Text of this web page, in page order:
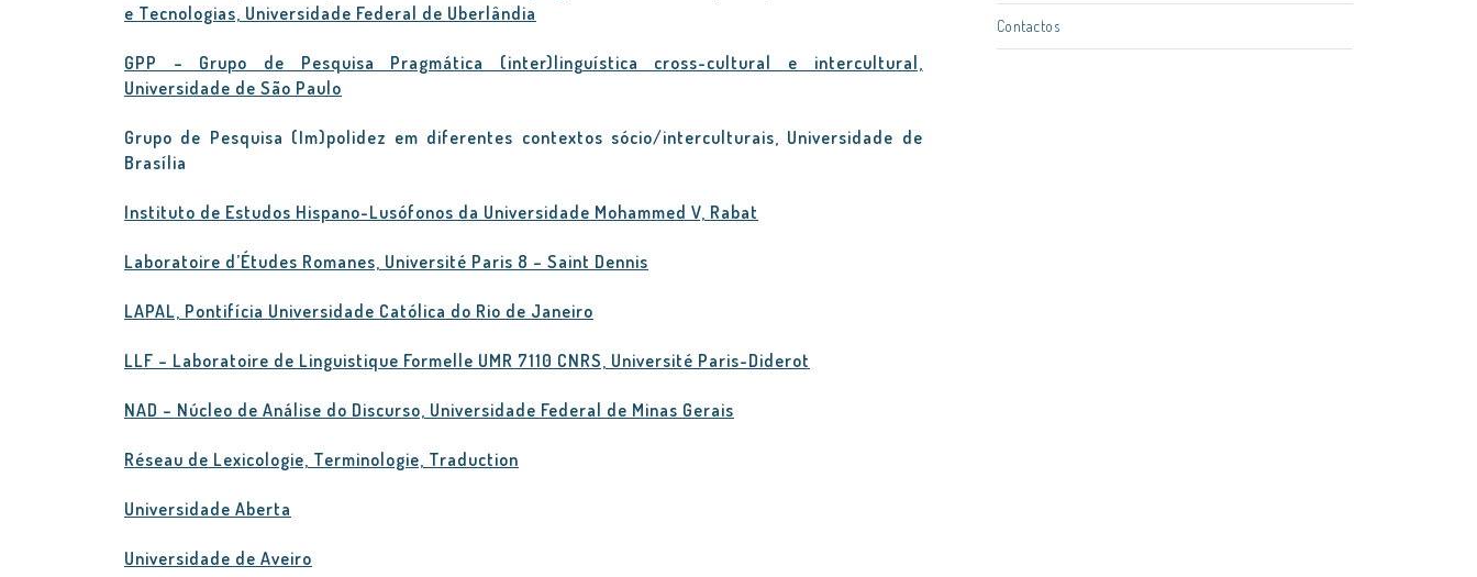
e Tecnologias, Universidade Federal de Uberlândia
GPP – Grupo de Pesquisa Pragmática (inter)linguística cross-cultural e intercultural,
Universidade de São Paulo
Grupo de Pesquisa (Im)polidez em diferentes contextos sócio/interculturais, Universidade de
Brasília
Instituto de Estudos Hispano-Lusófonos da Universidade Mohammed V, Rabat
Laboratoire d’Études Romanes, Université Paris 8 – Saint Dennis
LAPAL, Pontifícia Universidade Católica do Rio de Janeiro
LLF – Laboratoire de Linguistique Formelle UMR 7110 CNRS, Université Paris-Diderot
NAD – Núcleo de Análise do Discurso, Universidade Federal de Minas Gerais
Réseau de Lexicologie, Terminologie, Traduction
Universidade Aberta
Universidade de Aveiro
Contactos